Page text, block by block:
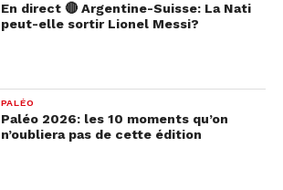
En direct 🔴 Argentine-Suisse: La Nati
peut-elle sortir Lionel Messi?
PALÉO
Paléo 2026: les 10 moments qu’on
n’oubliera pas de cette édition